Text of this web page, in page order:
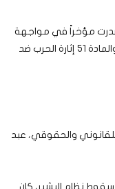
صدرت مؤخراً في مواجهة
مواطنين، كانت وفقاً للقانون الجنائي للعام 1991، تحت المادتين 50 تقويض النظام الدستوري والمادة 51 إثارة الحرب ضد
لشلل جزئي، في أعقاب تغيير النظام في العام 2019، وفقاً للقانوني والحقوقي، عبد
الموقع عليها بين العسكريين والمدنيين، في أغسطس 2019 عقب سقوط نظام البشير، كان